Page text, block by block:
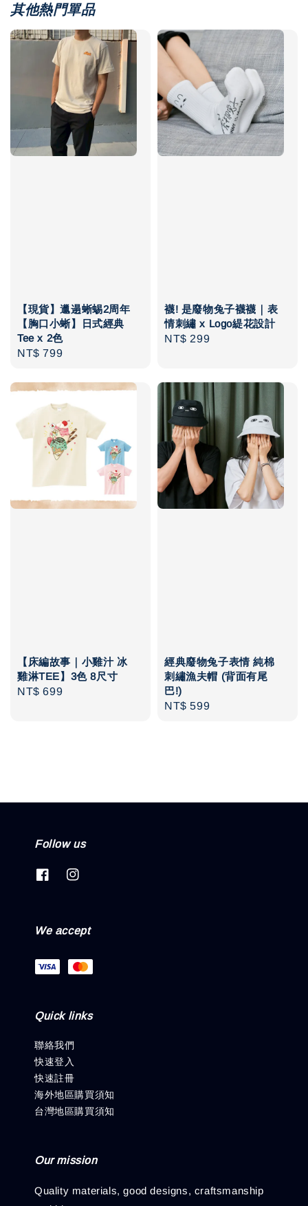
其他熱門單品
【現貨】邋遢蜥蜴2周年
【胸口小蜥】日式經典
Tee x 2色
Regular
NT$ 799
襪! 是廢物兔子襪襪｜表
情刺繡 x Logo緹花設計
Regular
NT$ 299
【床編故事｜小雞汁 冰
雞淋TEE】3色 8尺寸
Regular
NT$ 699
經典廢物兔子表情 純棉
刺繡漁夫帽 (背面有尾
巴!)
Regular
NT$ 599
Follow us
We accept
Quick links
聯絡我們
快速登入
快速註冊
海外地區購買須知
台灣地區購買須知
Our mission
Quality materials, good designs, craftsmanship